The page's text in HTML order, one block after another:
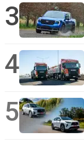
3
4
5